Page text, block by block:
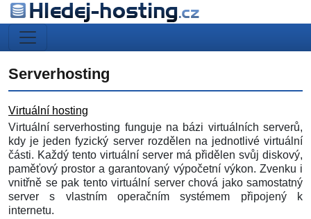
Serverhosting
Virtuální hosting
Virtuální serverhosting funguje na bázi virtuálních serverů,
kdy je jeden fyzický server rozdělen na jednotlivé virtuální
části. Každý tento virtuální server má přidělen svůj diskový,
paměťový prostor a garantovaný výpočetní výkon. Zvenku i
vnitřně se pak tento virtuální server chová jako samostatný
server s vlastním operačním systémem připojený k
internetu.